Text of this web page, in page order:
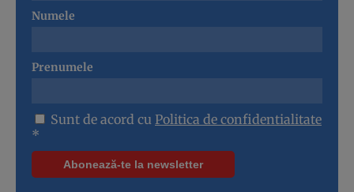
Numele
Prenumele
Sunt de acord cu Politica de confidentialitate
*